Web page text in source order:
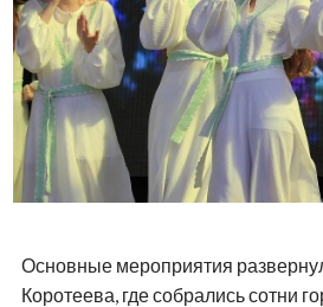
Основные мероприятия
Коротеева, где собрались сотни